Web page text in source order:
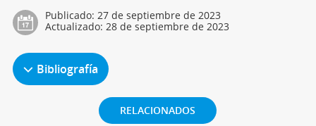
Publicado: 27 de septiembre de 2023
Actualizado: 28 de septiembre de 2023
Bibliografía
RELACIONADOS